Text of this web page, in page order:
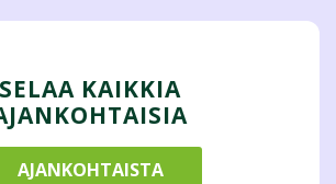
SELAA KAIKKIA
AJANKOHTAISTA